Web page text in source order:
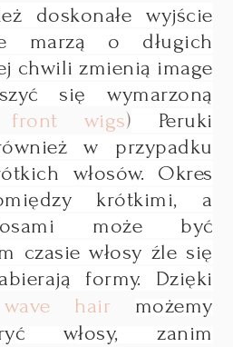
doskonałe wyjście
marzą o długich
chwili zmienią image
się wymarzoną
front wigs) Peruki
w przypadku
włosów. Okres
krótkimi, a
może być
czasie włosy źle się
formy. Dzięki
hair
możemy
włosy, zanim